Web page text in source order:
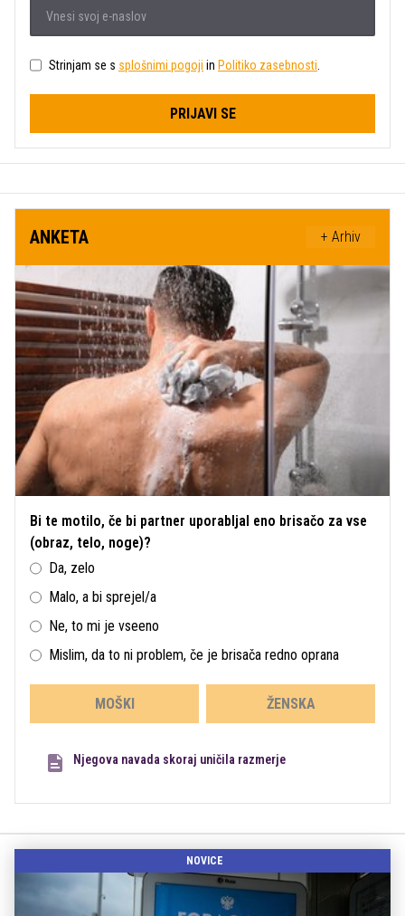
Strinjam se s splošnimi pogoji in Politiko zasebnosti
PRIJAVI SE
ANKETA + Arhiv
Bi te motilo, če bi partner uporabljal eno brisačo za vse
(obraz, telo, noge)?
Da, zelo
Malo, a bi sprejel/a
Ne, to mi je vseeno
Mislim, da to ni problem, če je brisača redno oprana
MOŠKI ŽENSKA
Njegova navada skoraj uničila razmerje
NOVICE